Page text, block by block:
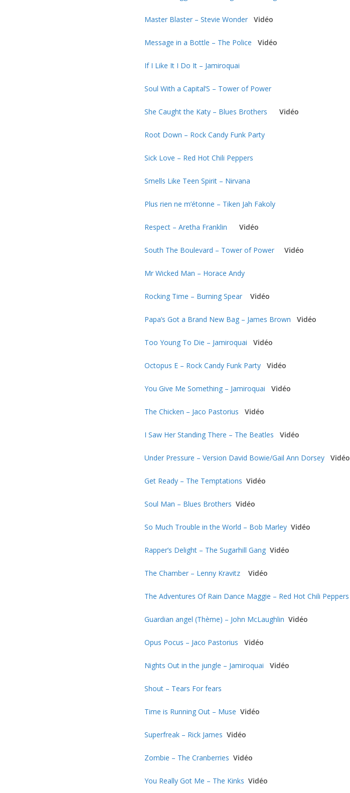
Master Blaster – Stevie Wonder Vidéo
Message in a Bottle – The Police Vidéo
If I Like It I Do It – Jamiroquai
Soul With a Capital’S – Tower of Power
She Caught the Katy – Blues Brothers Vidéo
Root Down – Rock Candy Funk Party
Sick Love – Red Hot Chili Peppers
Smells Like Teen Spirit – Nirvana
Plus rien ne m’étonne – Tiken Jah Fakoly
Respect – Aretha Franklin Vidéo
South The Boulevard – Tower of Power Vidéo
Mr Wicked Man – Horace Andy
Rocking Time – Burning Spear Vidéo
Papa’s Got a Brand New Bag – James Brown Vidéo
Too Young To Die – Jamiroquai Vidéo
Octopus E – Rock Candy Funk Party Vidéo
You Give Me Something – Jamiroquai Vidéo
The Chicken – Jaco Pastorius Vidéo
I Saw Her Standing There – The Beatles Vidéo
Under Pressure – Version David Bowie/Gail Ann Dorsey Vidéo
Get Ready – The Temptations Vidéo
Soul Man – Blues Brothers Vidéo
So Much Trouble in the World – Bob Marley Vidéo
Rapper’s Delight – The Sugarhill Gang Vidéo
The Chamber – Lenny Kravitz Vidéo
The Adventures Of Rain Dance Maggie – Red Hot Chili Peppers
Guardian angel (Thème) – John McLaughlin Vidéo
Opus Pocus – Jaco Pastorius Vidéo
Nights Out in the jungle – Jamiroquai Vidéo
Shout – Tears For fears
Time is Running Out – Muse Vidéo
Superfreak – Rick James Vidéo
Zombie – The Cranberries Vidéo
You Really Got Me – The Kinks Vidéo